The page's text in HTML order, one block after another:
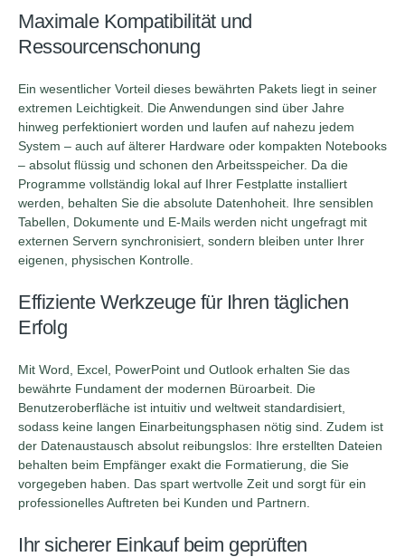
Maximale Kompatibilität und
Ressourcenschonung
Ein wesentlicher Vorteil dieses bewährten Pakets liegt in seiner
extremen Leichtigkeit. Die Anwendungen sind über Jahre
hinweg perfektioniert worden und laufen auf nahezu jedem
System – auch auf älterer Hardware oder kompakten Notebooks
– absolut flüssig und schonen den Arbeitsspeicher. Da die
Programme vollständig lokal auf Ihrer Festplatte installiert
werden, behalten Sie die absolute Datenhoheit. Ihre sensiblen
Tabellen, Dokumente und E-Mails werden nicht ungefragt mit
externen Servern synchronisiert, sondern bleiben unter Ihrer
eigenen, physischen Kontrolle.
Effiziente Werkzeuge für Ihren täglichen
Erfolg
Mit Word, Excel, PowerPoint und Outlook erhalten Sie das
bewährte Fundament der modernen Büroarbeit. Die
Benutzeroberfläche ist intuitiv und weltweit standardisiert,
sodass keine langen Einarbeitungsphasen nötig sind. Zudem ist
der Datenaustausch absolut reibungslos: Ihre erstellten Dateien
behalten beim Empfänger exakt die Formatierung, die Sie
vorgegeben haben. Das spart wertvolle Zeit und sorgt für ein
professionelles Auftreten bei Kunden und Partnern.
Ihr sicherer Einkauf beim geprüften